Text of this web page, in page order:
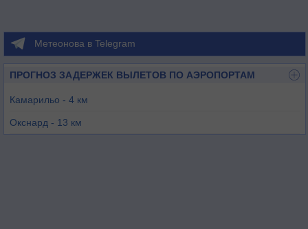
Метеонова в Telegram
ПРОГНОЗ ЗАДЕРЖЕК ВЫЛЕТОВ ПО АЭРОПОРТАМ
Камарильо - 4 км
Окснард - 13 км